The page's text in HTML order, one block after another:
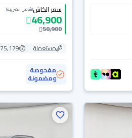
سعر الكاش(شامل الضريبة)
46,900
50,900
مستعملة
75,179 كم
مفحوصة
ومضمونة